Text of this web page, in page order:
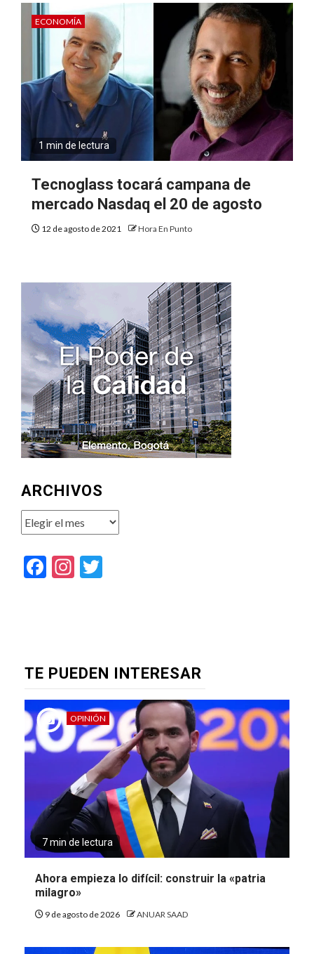
ECONOMÍA
1 min de lectura
Tecnoglass tocará campana de
mercado Nasdaq el 20 de agosto
12 de agosto de 2021 Hora En Punto
ARCHIVOS
Archivos
Facebook
Instagram
TE PUEDEN INTERESAR
OPINIÓN
7 min de lectura
Ahora empieza lo difícil: construir la «patria
milagro»
9 de agosto de 2026 ANUAR SAAD